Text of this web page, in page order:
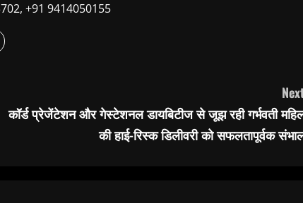
+91 9414050155
कॉर्ड प्रेजेंटेशन और गेस्‍टेशनल डायबिटीज से जूझ रही गर्भवती
की हाई-रिस्क डिलीवरी को सफलतापूर्वक